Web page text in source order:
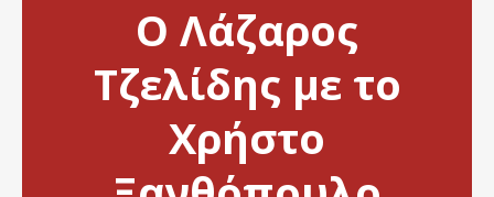
Ο Λάζαρος
Τζελίδης με το
Χρήστο